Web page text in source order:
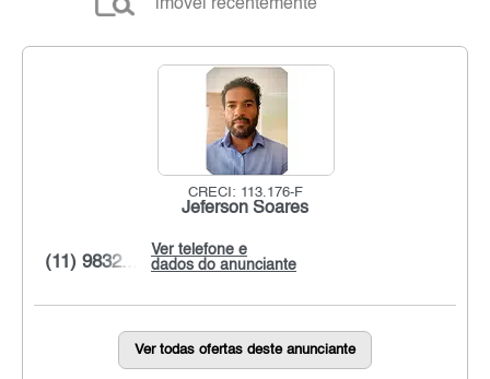
imóvel recentemente
CRECI: 113.176-F
Jeferson Soares
Ver telefone e
dados do anunciante
(11) 9832...
Ver todas ofertas deste anunciante